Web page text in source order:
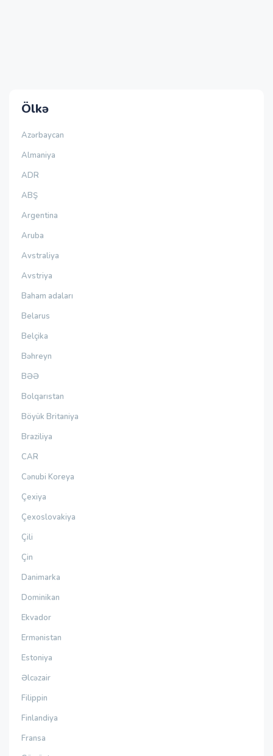
Ölkə
Azərbaycan
Almaniya
ADR
ABŞ
Argentina
Aruba
Avstraliya
Avstriya
Baham adaları
Belarus
Belçika
Bəhreyn
BƏƏ
Bolqarıstan
Böyük Britaniya
Braziliya
CAR
Cənubi Koreya
Çexiya
Çexoslovakiya
Çili
Çin
Danimarka
Dominikan
Ekvador
Ermənistan
Estoniya
Əlcəzair
Filippin
Finlandiya
Fransa